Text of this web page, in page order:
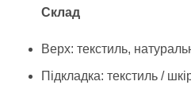
Склад
Верх: текстиль,
Підкладка: текстиль /